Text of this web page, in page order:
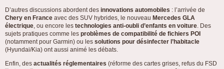
D’autres discussions abordent des innovations automobiles : l’arrivée de
Chery en France avec des SUV hybrides, le nouveau Mercedes GLA
électrique , ou encore les technologies anti-oubli d’enfants en voiture . Des
sujets pratiques comme les problèmes de compatibilité de fichiers POI
(notamment pour Garmin) ou les solutions pour désinfecter l’habitacle
(Hyundai/Kia) ont aussi animé les débats.
Enfin, des actualités réglementaires (réforme des cartes grises, refus du FSD